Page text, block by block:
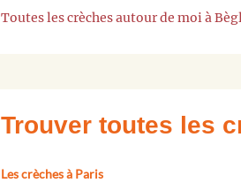
Toutes les crèches autour de moi à
Trouver toutes les
Les crèches à Paris